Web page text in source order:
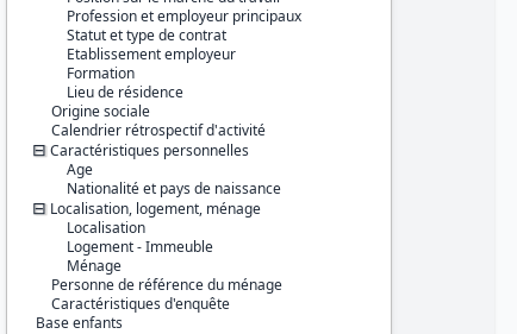
Profession et employeur principaux
Statut et type de contrat
Etablissement employeur
Formation
Lieu de résidence
Origine sociale
Calendrier rétrospectif d'activité
Caractéristiques personnelles
Age
Nationalité et pays de naissance
Localisation, logement, ménage
Localisation
Logement - Immeuble
Ménage
Personne de référence du ménage
Caractéristiques d'enquête
Base enfants
Diffuseur :
Progedo-Adisp